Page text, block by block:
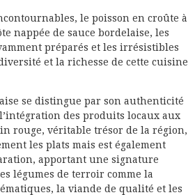
le poisson en croûte à
nappée de sauce bordelaise, les
préparés et les irrésistibles
et la richesse de cette cuisine
se distingue par son authenticité
des produits locaux aux
rouge, véritable trésor de la région,
les plats mais est également
apportant une signature
légumes de terroir comme la
la viande de qualité et les